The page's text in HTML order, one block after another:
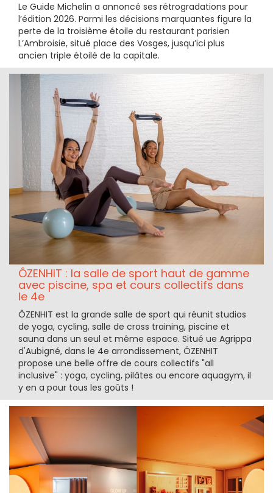
Le Guide Michelin a annoncé ses rétrogradations pour
l’édition 2026. Parmi les décisions marquantes figure la
perte de la troisième étoile du restaurant parisien
L’Ambroisie, situé place des Vosges, jusqu’ici plus
ancien triple étoilé de la capitale.
ÔZENHIT : la salle de sport haut de gamme
avec piscine, spa et cours collectifs dans
le 4e
ÔZENHIT est la grande salle de sport qui réunit studios
de yoga, cycling, salle de cross training, piscine et
sauna dans un seul et même espace. Situé ue Agrippa
d'Aubigné, dans le 4e arrondissement, ÔZENHIT
propose une belle offre de cours collectifs "all
inclusive" : yoga, cycling, pilâtes ou encore aquagym, il
y en a pour tous les goûts !